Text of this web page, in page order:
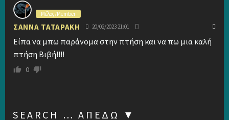
Μέλος/Member
ΣΑΝΝΑ ΤΑΤΑΡΑΚΗ 20/02/2023 21:01
Είπα να μπω παράνομα στην πτήση και να πω μια καλή
πτήση Βιβή!!!!
0
SEARCH … ΑΠΕΔΏ ▼